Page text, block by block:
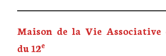
Maison de la Vie Associative
du 12e